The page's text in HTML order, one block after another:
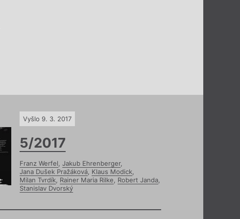
Vyšlo 9. 3. 2017
5/2017
Franz Werfel Jakub Ehrenberger,
Jana Dušek Pražáková Klaus Modick
Milan Tvrdík
Rainer Maria Rilke Robert Janda
Stanislav Dvorský